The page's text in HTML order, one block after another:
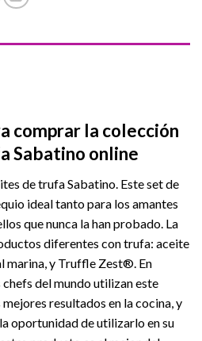
comprar la colección
Sabatino online
de trufa Sabatino. Este set de
ideal tanto para los amantes
que nunca la han probado. La
diferentes con trufa: aceite
marina, y Truffle Zest®. En
del mundo utilizan este
resultados en la cocina, y
oportunidad de utilizarlo en su